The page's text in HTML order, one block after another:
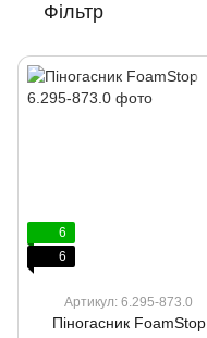
Фільтр
6
6
Артикул: 6.295-873.0
Піногасник FoamStop